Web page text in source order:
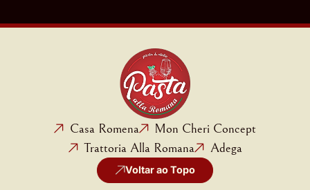
Casa Romena
Mon Cheri Concept
Trattoria Alla Romana
Adega
Voltar ao Topo